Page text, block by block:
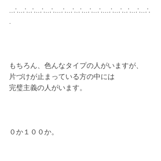
..∴..∴.∴..∴..∴...∴..∴.∴..∴..∴...∴..∴.∴..∴..∴
.
もちろん、色んなタイプの人がいますが、
片づけが止まっている方の中には
完璧主義の人がいます。
０か１００か。